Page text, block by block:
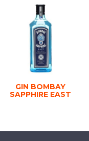
GIN BOMBAY
SAPPHIRE EAST